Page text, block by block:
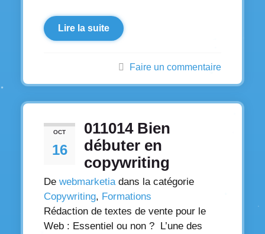
Lire la suite
Faire un commentaire
OCT
16
011014 Bien
débuter en
copywriting
De webmarketiadans la catégorie
Copywriting, Formations
Rédaction de textes de vente pour le
Web : Essentiel ou non ? L’une des